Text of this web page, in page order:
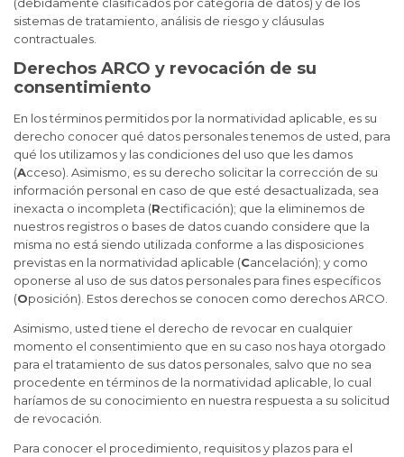
sistemas de tratamiento, análisis de riesgo y cláusulas
contractuales.
Derechos ARCO y revocación de su
consentimiento
En los términos permitidos por la normatividad aplicable, es su
derecho conocer qué datos personales tenemos de usted, para
qué los utilizamos y las condiciones del uso que les damos
(Acceso). Asimismo, es su derecho solicitar la corrección de su
información personal en caso de que esté desactualizada, sea
inexacta o incompleta (Rectificación); que la eliminemos de
nuestros registros o bases de datos cuando considere que la
misma no está siendo utilizada conforme a las disposiciones
previstas en la normatividad aplicable (Cancelación); y como
oponerse al uso de sus datos personales para fines específicos
(Oposición). Estos derechos se conocen como derechos ARCO.
Asimismo, usted tiene el derecho de revocar en cualquier
momento el consentimiento que en su caso nos haya otorgado
para el tratamiento de sus datos personales, salvo que no sea
procedente en términos de la normatividad aplicable, lo cual
haríamos de su conocimiento en nuestra respuesta a su solicitud
de revocación.
Para conocer el procedimiento, requisitos y plazos para el